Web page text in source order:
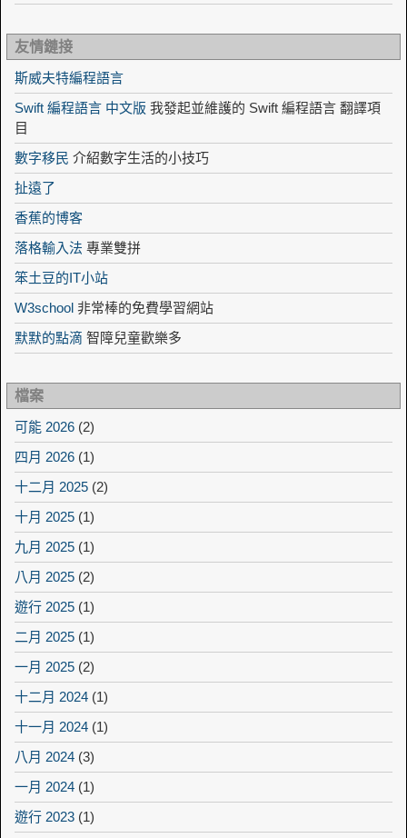
友情鏈接
斯威夫特編程語言
Swift 編程語言 中文版 我發起並維護的 Swift 編程語言 翻譯項
目
數字移民 介紹數字生活的小技巧
扯遠了
香蕉的博客
落格輸入法 專業雙拼
笨土豆的IT小站
W3school 非常棒的免費學習網站
默默的點滴 智障兒童歡樂多
檔案
可能 2026 (2)
四月 2026 (1)
十二月 2025 (2)
十月 2025 (1)
九月 2025 (1)
八月 2025 (2)
遊行 2025 (1)
二月 2025 (1)
一月 2025 (2)
十二月 2024 (1)
十一月 2024 (1)
八月 2024 (3)
一月 2024 (1)
遊行 2023 (1)